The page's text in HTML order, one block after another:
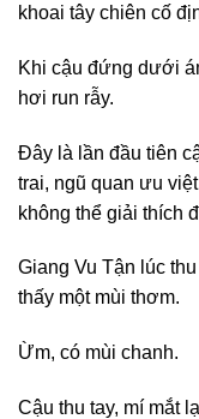
khoai tây chiên cố
Khi cậu đứng dưới
hơi run rẫy.
Đây là lần đầu tiên
trai, ngũ quan ưu
không thể giải thích
Giang Vu Tận lúc
thấy một mùi thơm.
Ừm, có mùi chanh.
Cậu thu tay, mí mắt